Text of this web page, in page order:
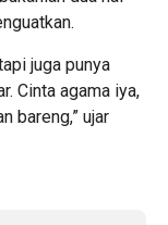
juga punya
Cinta agama iya,
bareng,” ujar